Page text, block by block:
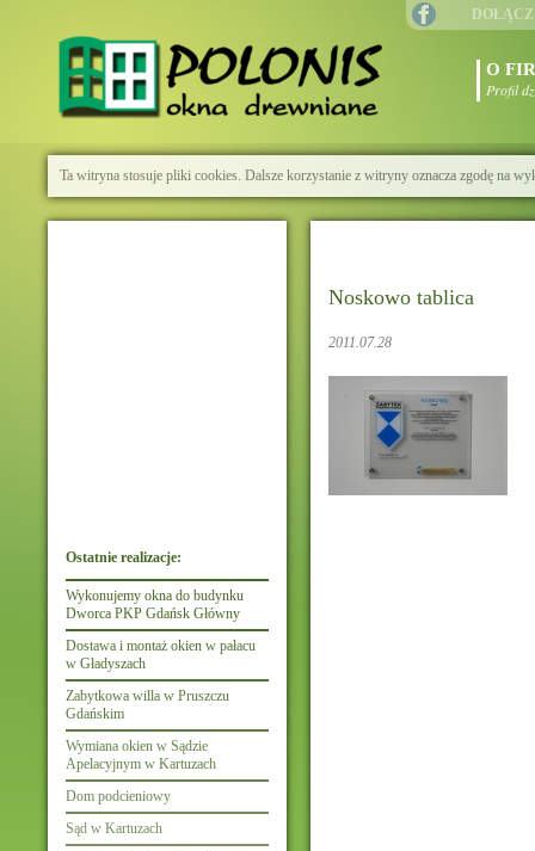
O
Profil
Ta witryna stosuje pliki cookies. Dalsze korzystanie z witryny oznacza zgodę na
Ostatnie realizacje:
Wykonujemy okna do budynku
Dworca PKP Gdańsk Główny
Dostawa i montaż okien w pałacu
w Gładyszach
Zabytkowa willa w Pruszczu
Gdańskim
Wymiana okien w Sądzie
Apelacyjnym w Kartuzach
Dom podcieniowy
Sąd w Kartuzach
Noskowo tablica
2011.07.28